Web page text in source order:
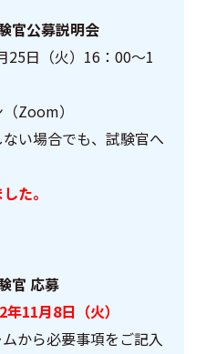
官公募説明会
日（火）16：00～1
Zoom）
場合でも、試験官へ
た。
官 応募
11月8日（火）
から必要事項をご記入